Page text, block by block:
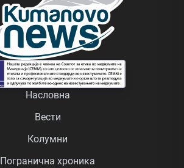
Насловна
Вести
Колумни
Погранична хроника